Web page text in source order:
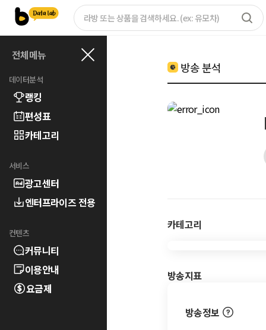
전체메뉴
데이터분석
랭킹
편성표
카테고리
서비스
광고센터
엔터프라이즈 전용
컨텐츠
커뮤니티
이용안내
요금제
방송 분석
카테고리
방송지표
방송정보